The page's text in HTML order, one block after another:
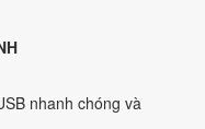
nhanh chóng và